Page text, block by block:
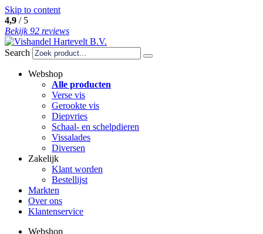
Skip to content
4,9 / 5
Bekijk 92 reviews
Search
Webshop
Alle producten
Verse vis
Gerookte vis
Diepvries
Schaal- en schelpdieren
Vissalades
Diversen
Zakelijk
Klant worden
Bestellijst
Markten
Over ons
Klantenservice
Webshop